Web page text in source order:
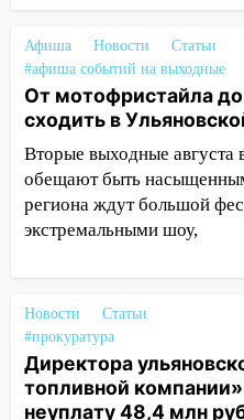
13:10
В Заволжском
упало во дворе
13:08 Ураган
сорванные крыши,
затопленные улицы
трамваи
12:17 Ульяновск
после ливня город
12:12
Прокуратура
ДТП с шестилетним
Федерации
12:01 Пьяная
Афиша Новости
Статьи
#афиша событий на выходные
От мотофристайла до
сходить в
Вторые выходные августа
обещают быть
региона ждут большой
экстремальными шоу,
Новости
Статьи
#прокуратура
Директора
топливной компании»
неуплату 48,4 млн